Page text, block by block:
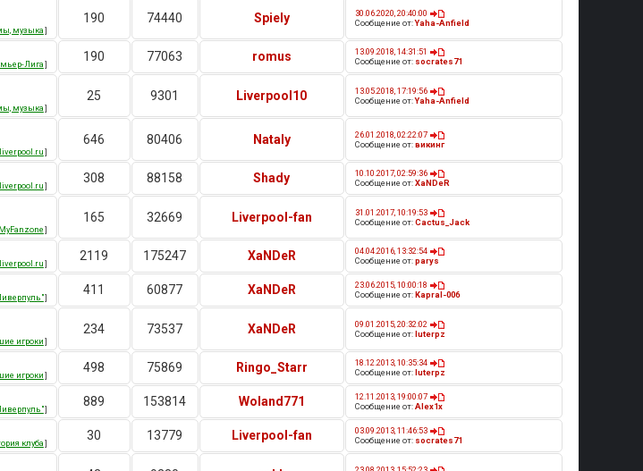
музыка]
190 74440 Spiely
30.06.2020, 20:40:00
Сообщение от:Yaha-Anfield
Лига]
190 77063 romus
13.09.2018, 14:31:51
Сообщение от: socrates71
музыка]
25 9301 Liverpool10
13.05.2018, 17:19:56
Сообщение от:Yaha-Anfield
]
646 80406 Nataly
26.01.2018, 02:22:07
Сообщение от:викинг
]
308 88158 Shady
10.10.2017, 02:59:36
Сообщение от:XaNDeR
MyFanzone]
165 32669 Liverpool-fan
31.01.2017, 10:19:53
Сообщение от:Cactus_Jack
]
2119 175247 XaNDeR
04.04.2016, 13:32:54
Сообщение от:parys
]
411 60877 XaNDeR
23.06.2015, 10:00:18
Сообщение от:Kapral-006
игроки]
234 73537 XaNDeR
09.01.2015, 20:32:02
Сообщение от:luterpz
игроки]
498 75869 Ringo_Starr
18.12.2013, 10:35:34
Сообщение от:luterpz
]
889 153814 Woland771
12.11.2013, 19:00:07
Сообщение от:Alex1x
клуба]
30 13779 Liverpool-fan
03.09.2013, 11:46:53
Сообщение от: socrates71